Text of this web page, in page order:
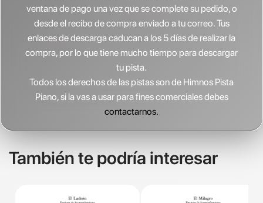
ventana de pago una vez que se complete su pedido, o
desde el recibo de compra enviado a tu correo. Tus
enlaces de descarga caducan a los 5 días de realizar la
compra, por lo que tiene mucho tiempo para descargar
tu pista.
Todos los derechos de las pistas son de Himnos Pista
Piano, si la vas a usar para fines comerciales debes
contactarnos.
También te podría interesar